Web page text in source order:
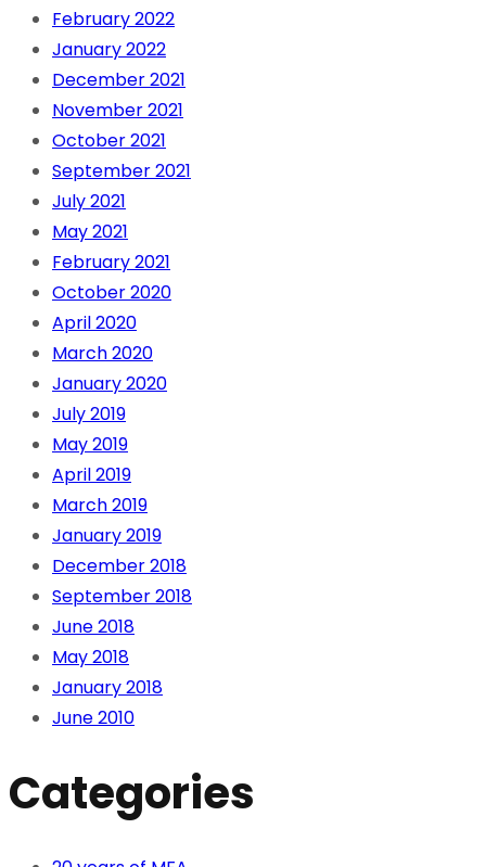
February 2022
January 2022
December 2021
November 2021
October 2021
September 2021
July 2021
May 2021
February 2021
October 2020
April 2020
March 2020
January 2020
July 2019
May 2019
April 2019
March 2019
January 2019
December 2018
September 2018
June 2018
May 2018
January 2018
June 2010
Categories